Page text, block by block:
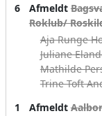
6 Afmeldt
Roklub/
Aja Runge
Juliane
Mathilde
Trine Toft
1 Afmeldt